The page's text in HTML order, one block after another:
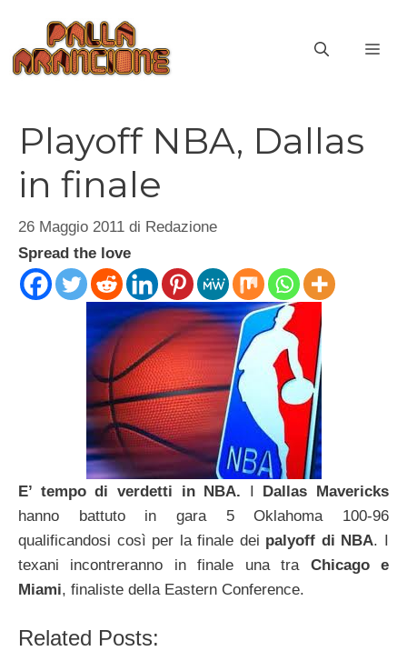
contenuto
Playoff NBA, Dallas
in finale
26 Maggio 2011 di Redazione
Spread the love
E’ tempo di verdetti in NBA.
Dallas Mavericks
hanno battuto in gara 5 Oklahoma 100-96
qualificandosi così per la finale dei palyoff di NBA. I
texani incontreranno in finale una tra Chicago e
Miami, finaliste della Eastern Conference.
Related Posts: